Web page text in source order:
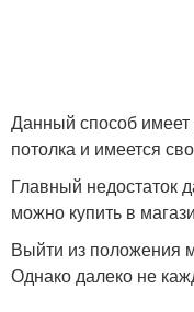
Данный способ имеет
потолка и имеется
Главный недостаток
можно купить в
Выйти из положения
Однако далеко не